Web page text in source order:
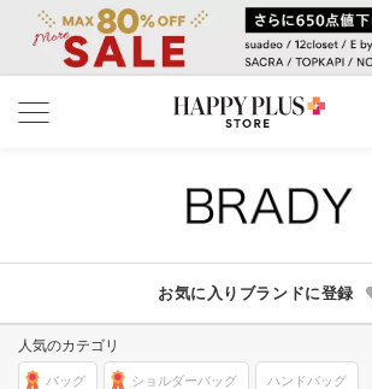
お気に入り
お気に入りブランドに登録
人気のカテゴリ
バッグ ショルダーバッグ ハンドバッグ